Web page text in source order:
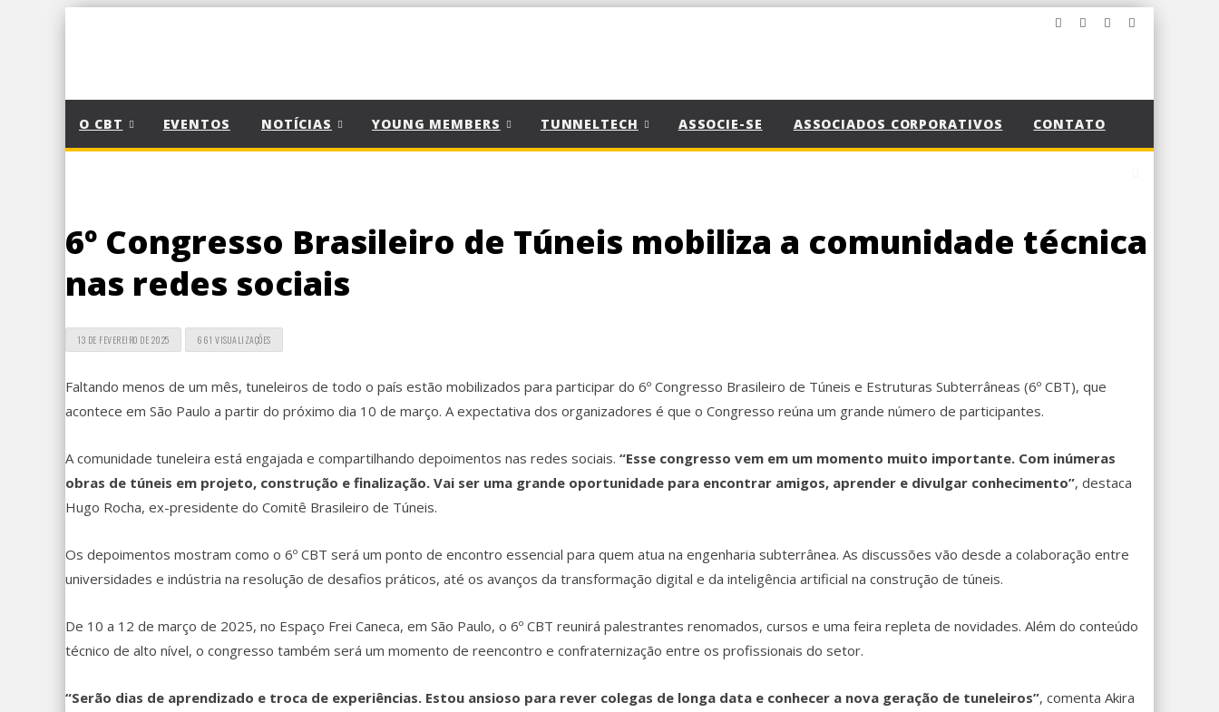
O CBT EVENTOS NOTÍCIAS YOUNG MEMBERS TUNNELTECH ASSOCIE-SE ASSOCIADOS CORPORATIVOS CONTATO
6º Congresso Brasileiro de Túneis mobiliza a comunidade técnica
nas redes sociais
13 DE FEVEREIRO DE 2025 661 VISUALIZAÇÕES
Faltando menos de um mês, tuneleiros de todo o país estão mobilizados para participar do 6º Congresso Brasileiro de Túneis e Estruturas Subterrâneas (6º CBT), que
acontece em São Paulo a partir do próximo dia 10 de março. A expectativa dos organizadores é que o Congresso reúna um grande número de participantes.
A comunidade tuneleira está engajada e compartilhando depoimentos nas redes sociais. “Esse congresso vem em um momento muito importante. Com inúmeras
obras de túneis em projeto, construção e finalização. Vai ser uma grande oportunidade para encontrar amigos, aprender e divulgar conhecimento”, destaca
Hugo Rocha, ex-presidente do Comitê Brasileiro de Túneis.
Os depoimentos mostram como o 6º CBT será um ponto de encontro essencial para quem atua na engenharia subterrânea. As discussões vão desde a colaboração entre
universidades e indústria na resolução de desafios práticos, até os avanços da transformação digital e da inteligência artificial na construção de túneis.
De 10 a 12 de março de 2025, no Espaço Frei Caneca, em São Paulo, o 6º CBT reunirá palestrantes renomados, cursos e uma feira repleta de novidades. Além do conteúdo
técnico de alto nível, o congresso também será um momento de reencontro e confraternização entre os profissionais do setor.
“Serão dias de aprendizado e troca de experiências. Estou ansioso para rever colegas de longa data e conhecer a nova geração de tuneleiros”, comenta Akira